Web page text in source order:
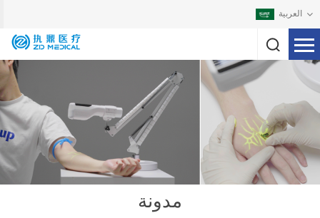
العربية
مدونة